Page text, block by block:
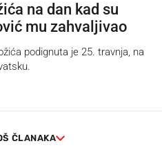
na dan kad su
mu zahvaljivao
podignuta je 25. travnja, na
ČLANAKA